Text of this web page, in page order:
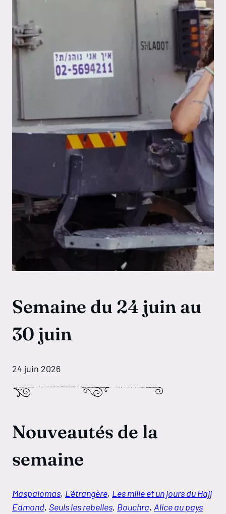
Semaine du 24 juin au
30 juin
24 juin 2026
Nouveautés de la
semaine
Maspalomas, L’étrangère, Les mille et un jours du Hajj
Edmond, Seuls les rebelles, Bouchra, Alice au pays